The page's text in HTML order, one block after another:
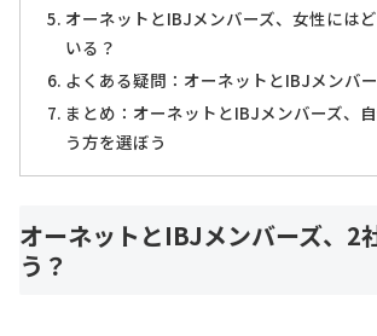
オーネットとIBJメンバーズ、女性には
いる？
よくある疑問：オーネットとIBJメンバ
まとめ：オーネットとIBJメンバーズ、
う方を選ぼう
オーネットとIBJメンバーズ、2
う？